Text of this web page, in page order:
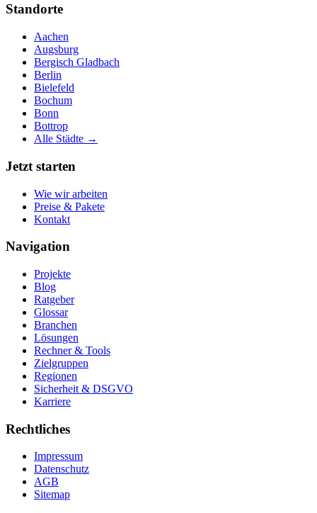
Standorte
Aachen
Augsburg
Bergisch Gladbach
Berlin
Bielefeld
Bochum
Bonn
Bottrop
Alle Städte →
Jetzt starten
Wie wir arbeiten
Preise & Pakete
Kontakt
Navigation
Projekte
Blog
Ratgeber
Glossar
Branchen
Lösungen
Rechner & Tools
Zielgruppen
Regionen
Sicherheit & DSGVO
Karriere
Rechtliches
Impressum
Datenschutz
AGB
Sitemap